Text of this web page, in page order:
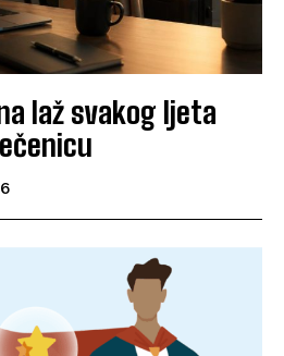
laž svakog ljeta